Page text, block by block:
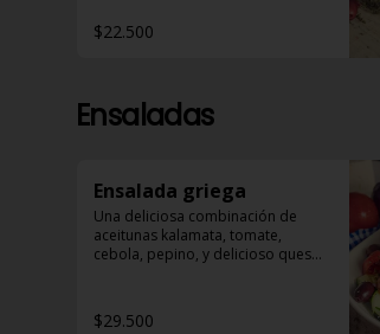
Dzadziki
$22.500
Ensaladas
Ensalada griega
Una deliciosa combinación de
aceitunas kalamata, tomate,
cebola, pepino, y delicioso queso
$29.500